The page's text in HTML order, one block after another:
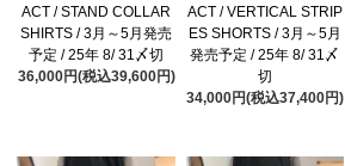
ACT / STAND COLLAR
SHIRTS / 3月～5月発売
予定 / 25年 8/ 31〆切
36,000円(税込39,600円)
ACT / VERTICAL STRIP
ES SHORTS / 3月～5月
発売予定 / 25年 8/ 31〆
切
34,000円(税込37,400円)